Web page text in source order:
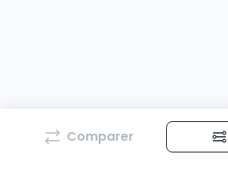
Comparer